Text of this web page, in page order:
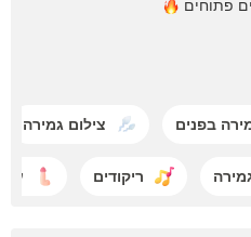
פתוחים
בפנים צילום גמירה
ריקודים